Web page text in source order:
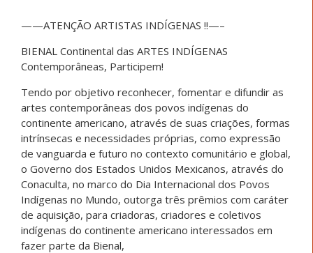
——ATENÇÃO ARTISTAS INDÍGENAS !!—–
BIENAL Continental das ARTES INDÍGENAS
Contemporâneas, Participem!
Tendo por objetivo reconhecer, fomentar e difundir as
artes contemporâneas dos povos indígenas do
continente americano, através de suas criações, formas
intrínsecas e necessidades próprias, como expressão
de vanguarda e futuro no contexto comunitário e global,
o Governo dos Estados Unidos Mexicanos, através do
Conaculta, no marco do Dia Internacional dos Povos
Indígenas no Mundo, outorga três prêmios com caráter
de aquisição, para criadoras, criadores e coletivos
indígenas do continente americano interessados em
fazer parte da Bienal,